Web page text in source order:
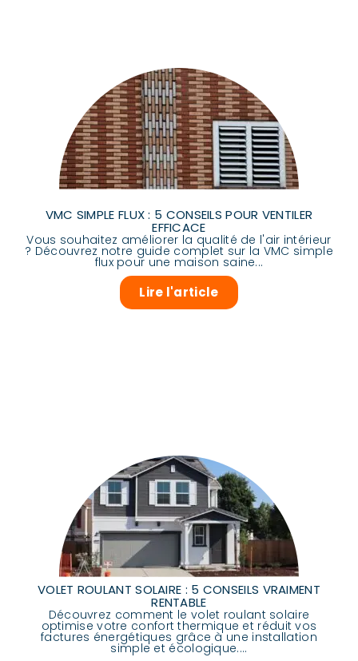
VMC SIMPLE FLUX : 5 CONSEILS POUR VENTILER
EFFICACE
Vous souhaitez améliorer la qualité de l'air intérieur
? Découvrez notre guide complet sur la VMC simple
flux pour une maison saine...
Lire l'article
VOLET ROULANT SOLAIRE : 5 CONSEILS VRAIMENT
RENTABLE
Découvrez comment le volet roulant solaire
optimise votre confort thermique et réduit vos
factures énergétiques grâce à une installation
simple et écologique....